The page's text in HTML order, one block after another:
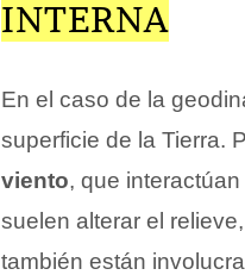
INTERNA
En el caso de la
superficie de la Tierra.
viento, que
suelen alterar el
también están